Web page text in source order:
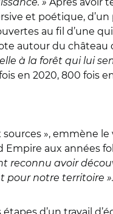
et poétique, d’un
au fil d’une
autour du château
à la forêt qui lui
en 2020, 800 fois
», emmène
aux années
reconnu avoir
pour notre territoire ».